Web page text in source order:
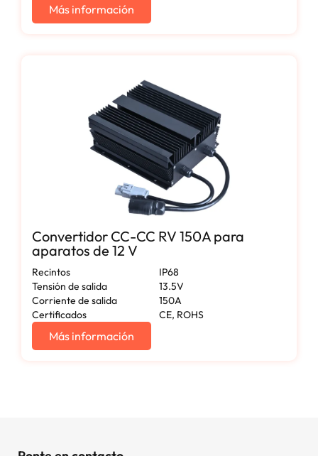
Más información
Convertidor CC-CC RV 150A para
aparatos de 12 V
Recintos
IP68
Tensión de salida
13.5V
Corriente de salida
150A
Certificados
CE, ROHS
Más información